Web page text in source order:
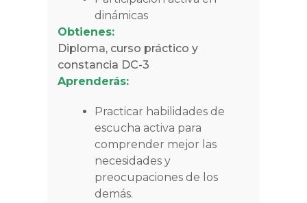
dinámicas
Obtienes:
Diploma, curso práctico y
constancia DC-3
Aprenderás:
Practicar habilidades de
escucha activa para
comprender mejor las
necesidades y
preocupaciones de los
demás.